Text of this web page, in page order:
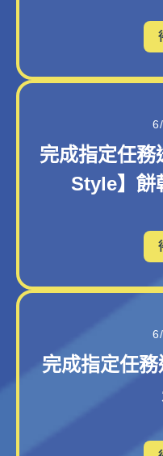
完成指定任
Style】餅
完成指定任